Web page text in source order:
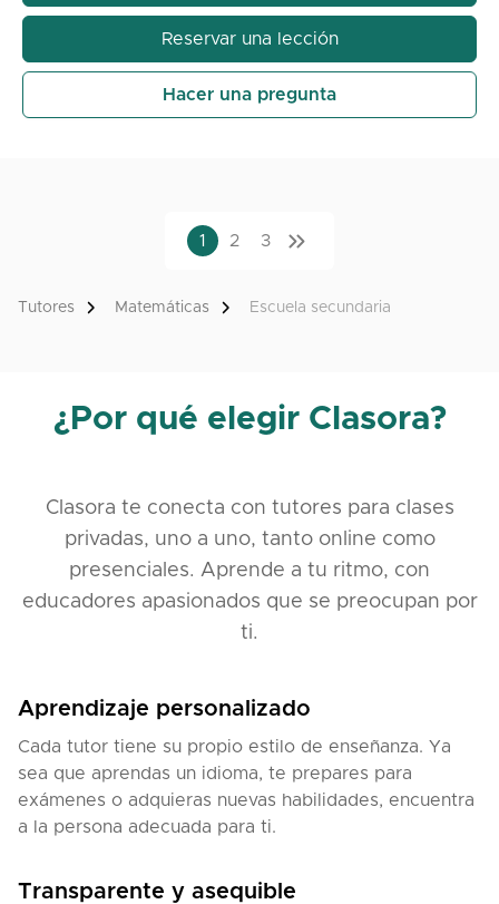
estudiantes comprenden mejor las matemáticas y
mejoran sus resultados.Reservar una lección
Hacer una pregunta
1 2 3
Tutores Matemáticas Escuela secundaria
¿Por qué elegir Clasora?
Clasora te conecta con tutores para clases
privadas, uno a uno, tanto online como
presenciales. Aprende a tu ritmo, con
educadores apasionados que se preocupan por
ti.
Aprendizaje personalizado
Cada tutor tiene su propio estilo de enseñanza. Ya
sea que aprendas un idioma, te prepares para
exámenes o adquieras nuevas habilidades, encuentra
a la persona adecuada para ti.
Transparente y asequible